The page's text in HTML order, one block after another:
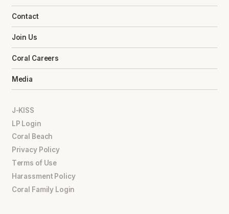
Contact
Join Us
Coral Careers
Media
J-KISS
LP Login
Coral Beach
Privacy Policy
Terms of Use
Harassment Policy
Coral Family Login